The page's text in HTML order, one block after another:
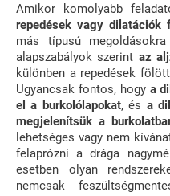
Amikor komolyabb
repedések vagy
más típusú
alapszabályok szerint az
különben a repedések
Ugyancsak fontos, hogy a
el a burkolólapokat, és a
megjelenítsük a
lehetséges vagy nem
felaprózni a drága
esetben olyan
nemcsak